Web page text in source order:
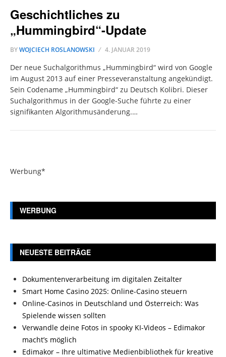
Geschichtliches zu
„Hummingbird“-Update
BYWOJCIECH ROSLANOWSKI 4. JANUAR 2019
Der neue Suchalgorithmus „Hummingbird“ wird von Google
im August 2013 auf einer Presseveranstaltung angekündigt.
Sein Codename „Hummingbird“ zu Deutsch Kolibri. Dieser
Suchalgorithmus in der Google-Suche führte zu einer
signifikanten Algorithmusänderung.…
Werbung*
WERBUNG
NEUESTE BEITRÄGE
Dokumentenverarbeitung im digitalen Zeitalter
Smart Home Casino 2025: Online-Casino steuern
Online-Casinos in Deutschland und Österreich: Was
Spielende wissen sollten
Verwandle deine Fotos in spooky KI-Videos – Edimakor
macht’s möglich
Edimakor – Ihre ultimative Medienbibliothek für kreative